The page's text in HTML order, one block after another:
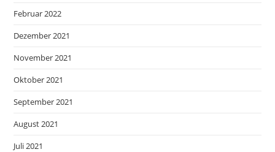
Februar 2022
Dezember 2021
November 2021
Oktober 2021
September 2021
August 2021
Juli 2021